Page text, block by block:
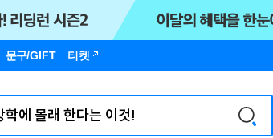
문구/GIFT 티켓